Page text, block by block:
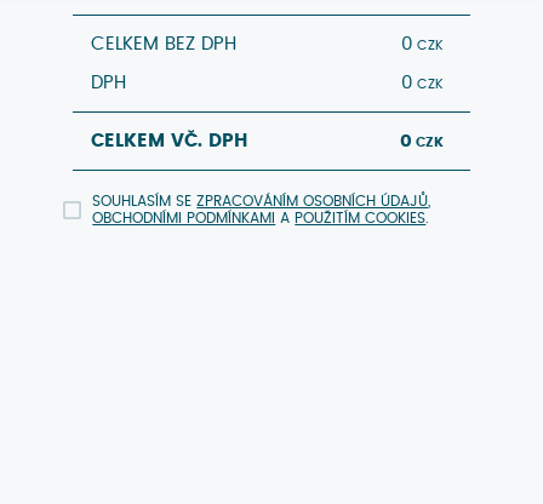
CELKEM BEZ DPH
0
DPH
0
CELKEM VČ. DPH 0
SOUHLASÍM SEZPRACOVÁNÍM OSOBNÍCH ÚDAJŮ,
OBCHODNÍMI PODMÍNKAMI APOUŽITÍM COOKIES.